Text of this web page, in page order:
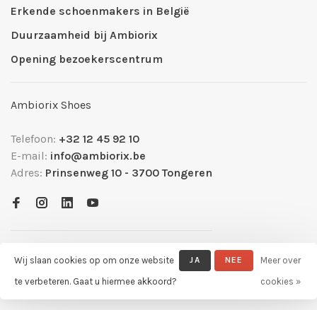
Erkende schoenmakers in België
Duurzaamheid bij Ambiorix
Opening bezoekerscentrum
Ambiorix Shoes
Telefoon: +32 12 45 92 10
E-mail: info@ambiorix.be
Adres: Prinsenweg 10 - 3700 Tongeren
Wij slaan cookies op om onze website
te verbeteren. Gaat u hiermee akkoord?
JA NEE
Meer over
cookies »